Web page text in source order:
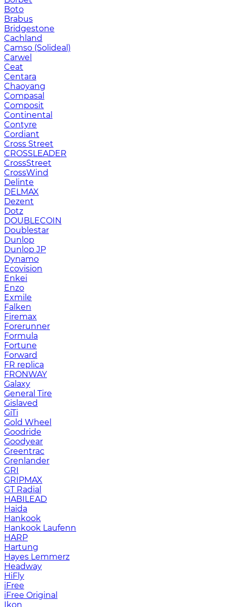
Boto
Brabus
Bridgestone
Cachland
Camso (Solideal)
Carwel
Ceat
Centara
Chaoyang
Compasal
Composit
Continental
Contyre
Cordiant
Cross Street
CROSSLEADER
CrossStreet
CrossWind
Delinte
DELMAX
Dezent
Dotz
DOUBLECOIN
Doublestar
Dunlop
Dunlop JP
Dynamo
Ecovision
Enkei
Enzo
Exmile
Falken
Firemax
Forerunner
Formula
Fortune
Forward
FR replica
FRONWAY
Galaxy
General Tire
Gislaved
GiTi
Gold Wheel
Goodride
Goodyear
Greentrac
Grenlander
GRI
GRIPMAX
GT Radial
HABILEAD
Haida
Hankook
Hankook Laufenn
HARP
Hartung
Hayes Lemmerz
Headway
HiFly
iFree
iFree Original
Ikon